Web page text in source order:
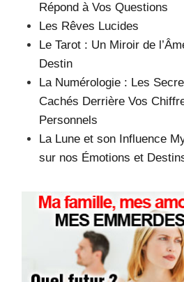
Répond à Vos Questions
Les Rêves Lucides
Le Tarot : Un Miroir de
Destin
La Numérologie : Les
Cachés Derrière Vos
Personnels
La Lune et son Influence
sur nos Émotions et